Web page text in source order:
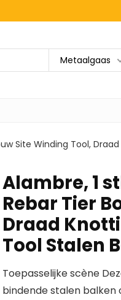
Metaalgaas
Site Winding Tool,
Alambre, 1
Rebar Tier
Draad
Tool Stalen
Toepasselijke scène
bindende stalen balken